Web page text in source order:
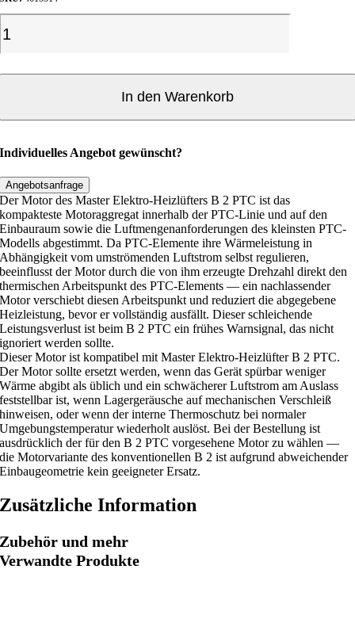
In den Warenkorb
Individuelles Angebot gewünscht?
Angebotsanfrage
Der Motor des Master Elektro-Heizlüfters B 2 PTC ist das
kompakteste Motoraggregat innerhalb der PTC-Linie und auf den
Einbauraum sowie die Luftmengenanforderungen des kleinsten PTC-
Modells abgestimmt. Da PTC-Elemente ihre Wärmeleistung in
Abhängigkeit vom umströmenden Luftstrom selbst regulieren,
beeinflusst der Motor durch die von ihm erzeugte Drehzahl direkt den
thermischen Arbeitspunkt des PTC-Elements — ein nachlassender
Motor verschiebt diesen Arbeitspunkt und reduziert die abgegebene
Heizleistung, bevor er vollständig ausfällt. Dieser schleichende
Leistungsverlust ist beim B 2 PTC ein frühes Warnsignal, das nicht
ignoriert werden sollte.
Dieser Motor ist kompatibel mit Master Elektro-Heizlüfter B 2 PTC.
Der Motor sollte ersetzt werden, wenn das Gerät spürbar weniger
Wärme abgibt als üblich und ein schwächerer Luftstrom am Auslass
feststellbar ist, wenn Lagergeräusche auf mechanischen Verschleiß
hinweisen, oder wenn der interne Thermoschutz bei normaler
Umgebungstemperatur wiederholt auslöst. Bei der Bestellung ist
ausdrücklich der für den B 2 PTC vorgesehene Motor zu wählen —
die Motorvariante des konventionellen B 2 ist aufgrund abweichender
Einbaugeometrie kein geeigneter Ersatz.
Zusätzliche Information
Zubehör und mehr
Verwandte Produkte